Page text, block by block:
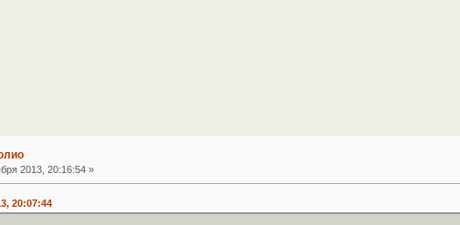
2013, 20:16:54 »
20:07:44